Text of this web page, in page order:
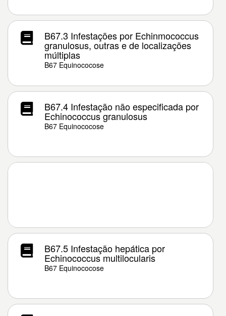
B67.3 Infestações por Echinmococcus
granulosus, outras e de localizações
múltiplas
B67 Equinococose
B67.4 Infestação não especificada por
Echinococcus granulosus
B67 Equinococose
B67.5 Infestação hepática por
Echinococcus multilocularis
B67 Equinococose